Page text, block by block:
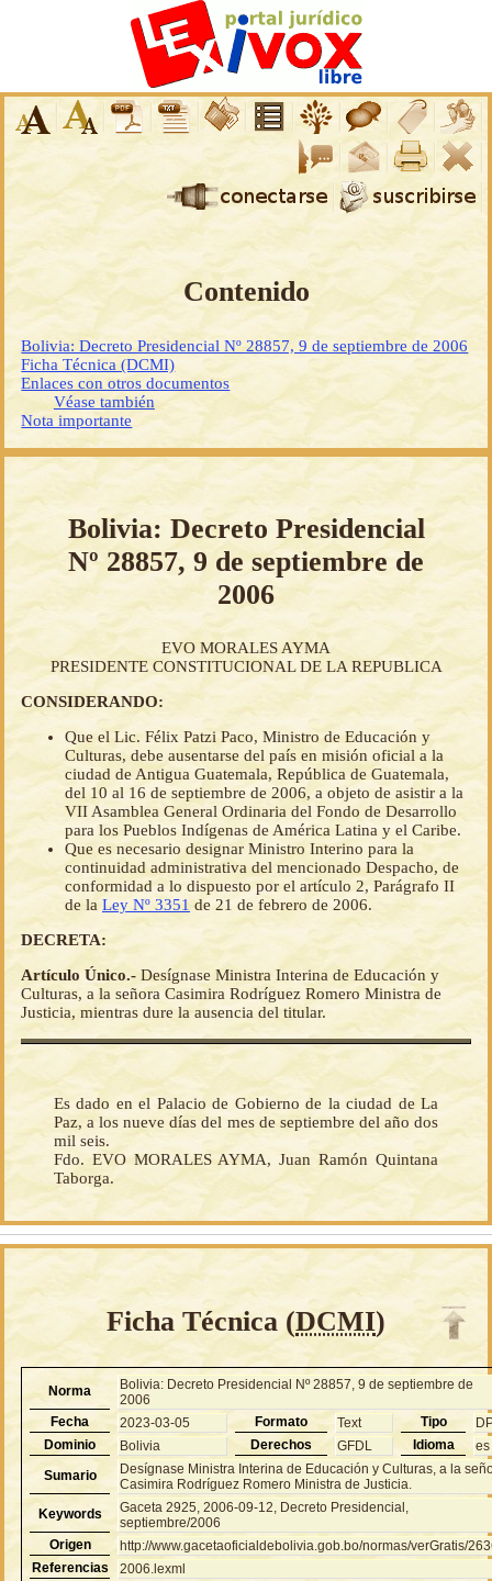
Contenido
Bolivia: Decreto Presidencial Nº 28857, 9 de septiembre de 2006
Ficha Técnica (DCMI)
Enlaces con otros documentos
Véase también
Nota importante
Bolivia: Decreto Presidencial
Nº 28857, 9 de septiembre de
2006
EVO MORALES AYMA
PRESIDENTE CONSTITUCIONAL DE LA REPUBLICA
CONSIDERANDO:
Que el Lic. Félix Patzi Paco, Ministro de Educación y
Culturas, debe ausentarse del país en misión oficial a la
ciudad de Antigua Guatemala, República de Guatemala,
del 10 al 16 de septiembre de 2006, a objeto de asistir a la
VII Asamblea General Ordinaria del Fondo de Desarrollo
para los Pueblos Indígenas de América Latina y el Caribe.
Que es necesario designar Ministro Interino para la
continuidad administrativa del mencionado Despacho, de
conformidad a lo dispuesto por el artículo 2, Parágrafo II
de la Ley Nº 3351 de 21 de febrero de 2006.
DECRETA:
Artículo Único.- Desígnase Ministra Interina de Educación y
Culturas, a la señora Casimira Rodríguez Romero Ministra de
Justicia, mientras dure la ausencia del titular.
Es dado en el Palacio de Gobierno de la ciudad de La
Paz, a los nueve días del mes de septiembre del año dos
mil seis.
Fdo. EVO MORALES AYMA, Juan Ramón Quintana
Taborga.
Ficha Técnica (DCMI)
Norma
Bolivia: Decreto Presidencial Nº 28857, 9 de septiembre de
2006
Fecha
2023-03-05 Formato Text Tipo
Dominio
Bolivia Derechos GFDL Idioma
es
Sumario
Desígnase Ministra Interina de Educación y Culturas, a la
Casimira Rodríguez Romero Ministra de Justicia.
Keywords
Gaceta 2925, 2006-09-12, Decreto Presidencial,
septiembre/2006
Origen
http://www.gacetaoficialdebolivia.gob.bo/normas/verGratis/
Referencias
2006.lexml